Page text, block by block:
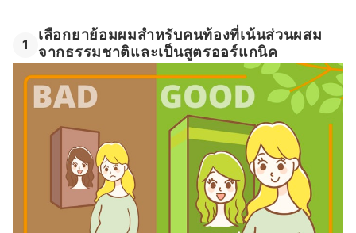
1
เลือกยาย้อมผมสำหรับคนท้องที่เน้นส่วนผสม
จากธรรมชาติและเป็นสูตรออร์แกนิค